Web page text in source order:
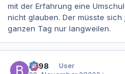
mit der Erfahrung eine
nicht glauben. Der müsste
ganzen Tag nur langweilen.
be98
User